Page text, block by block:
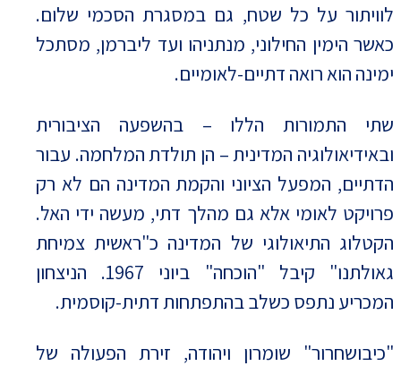
לוויתור על כל שטח, גם במסגרת הסכמי שלום.
כאשר הימין החילוני, מנתניהו ועד ליברמן, מסתכל
ימינה הוא רואה דתיים-לאומיים.
שתי התמורות הללו – בהשפעה הציבורית
ובאידיאולוגיה המדינית – הן תולדת המלחמה. עבור
הדתיים, המפעל הציוני והקמת המדינה הם לא רק
פרויקט לאומי אלא גם מהלך דתי, מעשה ידי האל.
הקטלוג התיאולוגי של המדינה כ"ראשית צמיחת
גאולתנו" קיבל "הוכחה" ביוני 1967. הניצחון
המכריע נתפס כשלב בהתפתחות דתית-קוסמית.
"כיבושחרור" שומרון ויהודה, זירת הפעולה של